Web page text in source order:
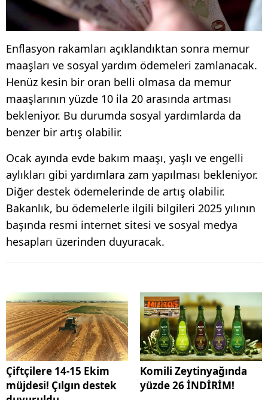
Enflasyon rakamları açıklandıktan sonra memur
maaşları ve sosyal yardım ödemeleri zamlanacak.
Henüz kesin bir oran belli olmasa da memur
maaşlarının yüzde 10 ila 20 arasında artması
bekleniyor. Bu durumda sosyal yardımlarda da
benzer bir artış olabilir.
Ocak ayında evde bakım maaşı, yaşlı ve engelli
aylıkları gibi yardımlara zam yapılması bekleniyor.
Diğer destek ödemelerinde de artış olabilir.
Bakanlık, bu ödemelerle ilgili bilgileri 2025 yılının
başında resmi internet sitesi ve sosyal medya
hesapları üzerinden duyuracak.
Çiftçilere 14-15 Ekim
müjdesi! Çılgın destek
Komili Zeytinyağında
yüzde 26 İNDİRİM!